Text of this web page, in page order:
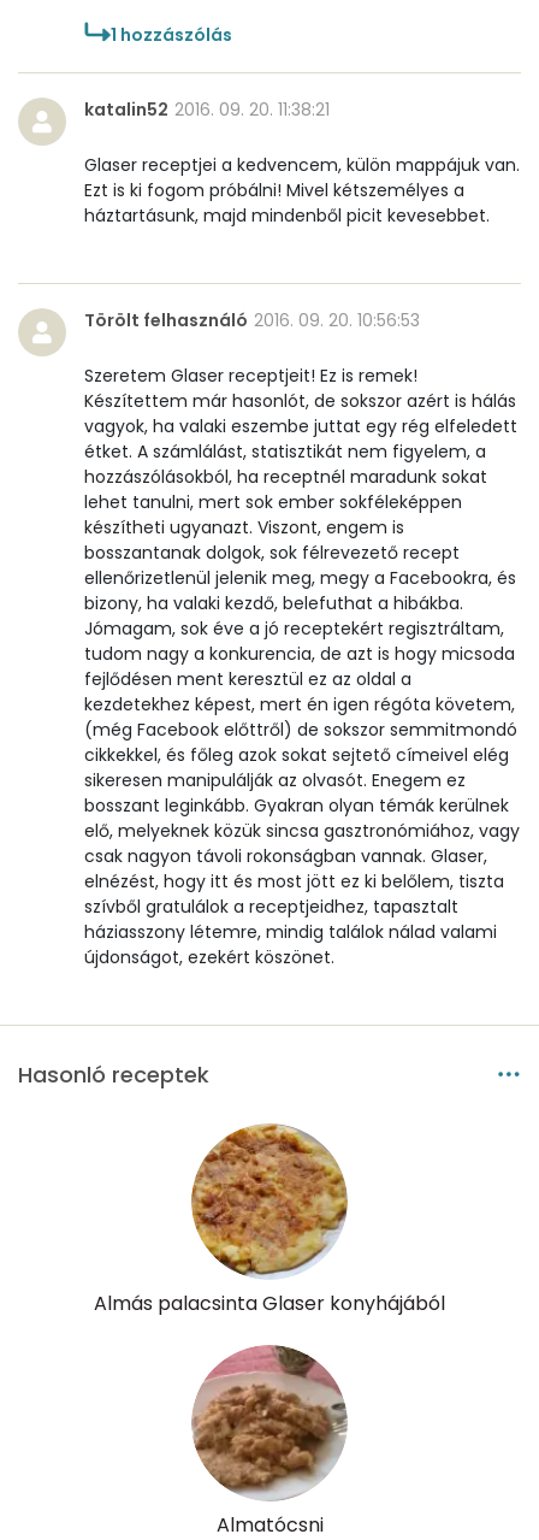
Riboflavin - B2 vitamin:
Niacin - B3 vitamin:
Pantoténsav - B5 vitamin:
0 mg
Folsav - B9-vitamin:
43 micro
Retinol - A vitamin:
77 micro
α-karotin
0 micro
β-karotin
61 micro
β-crypt
29 micro
Likopin
0 micro
Lut-zea
318 micro
Összesen 450 kcal
1 hozzászólás
katalin52 2016. 09. 20. 11:38:21
Glaser receptjei a kedvencem, külön mappájuk van.
Ezt is ki fogom próbálni! Mivel kétszemélyes a
háztartásunk, majd mindenből picit kevesebbet.
Törölt felhasználó 2016. 09. 20. 10:56:53
Szeretem Glaser receptjeit! Ez is remek!
Készítettem már hasonlót, de sokszor azért is hálás
vagyok, ha valaki eszembe juttat egy rég elfeledett
étket. A számlálást, statisztikát nem figyelem, a
hozzászólásokból, ha receptnél maradunk sokat
lehet tanulni, mert sok ember sokféleképpen
készítheti ugyanazt. Viszont, engem is
bosszantanak dolgok, sok félrevezető recept
ellenőrizetlenül jelenik meg, megy a Facebookra, és
bizony, ha valaki kezdő, belefuthat a hibákba.
Jómagam, sok éve a jó receptekért regisztráltam,
tudom nagy a konkurencia, de azt is hogy micsoda
fejlődésen ment keresztül ez az oldal a
kezdetekhez képest, mert én igen régóta követem,
(még Facebook előttről) de sokszor semmitmondó
cikkekkel, és főleg azok sokat sejtető címeivel elég
sikeresen manipulálják az olvasót. Enegem ez
bosszant leginkább. Gyakran olyan témák kerülnek
elő, melyeknek közük sincsa gasztronómiához, vagy
csak nagyon távoli rokonságban vannak. Glaser,
elnézést, hogy itt és most jött ez ki belőlem, tiszta
szívből gratulálok a receptjeidhez, tapasztalt
háziasszony létemre, mindig találok nálad valami
újdonságot, ezekért köszönet.
Hasonló receptek
Almás palacsinta Glaser konyhájából
Almatócsni